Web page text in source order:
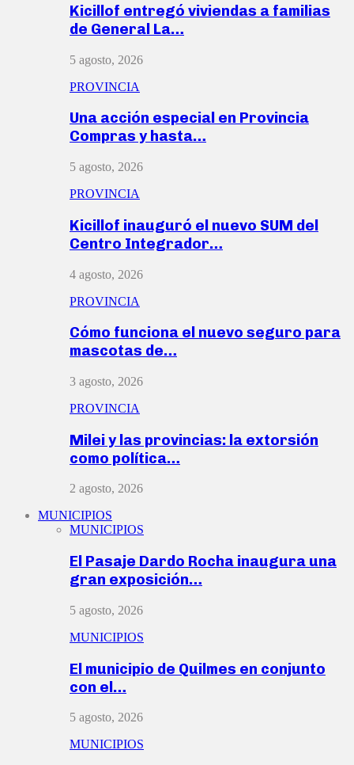
Kicillof entregó viviendas a familias
de General La…
5 agosto, 2026
PROVINCIA
Una acción especial en Provincia
Compras y hasta…
5 agosto, 2026
PROVINCIA
Kicillof inauguró el nuevo SUM del
Centro Integrador…
4 agosto, 2026
PROVINCIA
Cómo funciona el nuevo seguro para
mascotas de…
3 agosto, 2026
PROVINCIA
Milei y las provincias: la extorsión
como política…
2 agosto, 2026
MUNICIPIOS
MUNICIPIOS
El Pasaje Dardo Rocha inaugura una
gran exposición…
5 agosto, 2026
MUNICIPIOS
El municipio de Quilmes en conjunto
con el…
5 agosto, 2026
MUNICIPIOS